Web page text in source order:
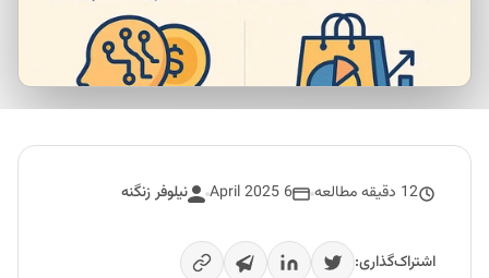
12 دقیقه مطالعه 6 April 2025 نیلوفر زنگنه
اشتراک‌گذاری: